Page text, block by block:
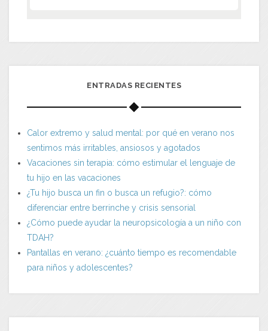
ENTRADAS RECIENTES
Calor extremo y salud mental: por qué en verano nos
sentimos más irritables, ansiosos y agotados
Vacaciones sin terapia: cómo estimular el lenguaje de
tu hijo en las vacaciones
¿Tu hijo busca un fin o busca un refugio?: cómo
diferenciar entre berrinche y crisis sensorial
¿Cómo puede ayudar la neuropsicología a un niño con
TDAH?
Pantallas en verano: ¿cuánto tiempo es recomendable
para niños y adolescentes?